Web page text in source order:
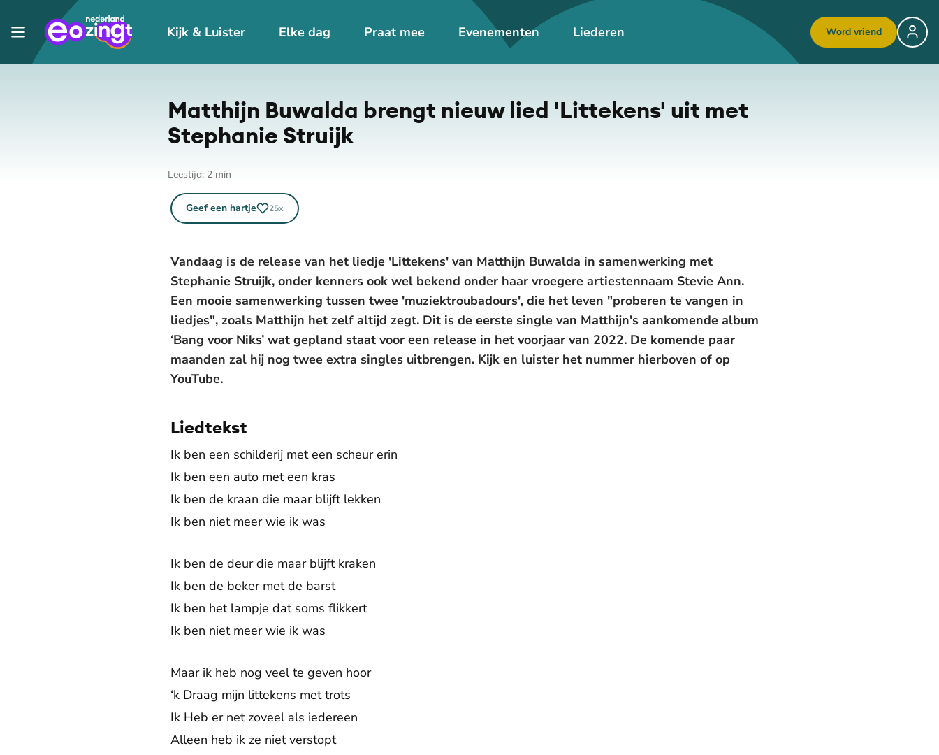
Kijk & Luister Elke dag Praat mee Evenementen Liederen Word vriend
De weergave van deze video vereist jouw toestemming voor
Matthijn Buwalda brengt nieuw lied 'Littekens' uit met
Stephanie Struijk
Leestijd: 2 min
Geef een hartje 25x
Vandaag is de release van het liedje 'Littekens' van Matthijn Buwalda in samenwerking met
Stephanie Struijk, onder kenners ook wel bekend onder haar vroegere artiestennaam Stevie Ann.
Een mooie samenwerking tussen twee 'muziektroubadours', die het leven "proberen te vangen in
liedjes", zoals Matthijn het zelf altijd zegt. Dit is de eerste single van Matthijn's aankomende album
‘Bang voor Niks’ wat gepland staat voor een release in het voorjaar van 2022. De komende paar
maanden zal hij nog twee extra singles uitbrengen. Kijk en luister het nummer hierboven of op
YouTube.
Liedtekst
Ik ben een schilderij met een scheur erin
Ik ben een auto met een kras
Ik ben de kraan die maar blijft lekken
Ik ben niet meer wie ik was
Ik ben de deur die maar blijft kraken
Ik ben de beker met de barst
Ik ben het lampje dat soms flikkert
Ik ben niet meer wie ik was
Maar ik heb nog veel te geven hoor
‘k Draag mijn littekens met trots
Ik Heb er net zoveel als iedereen
Alleen heb ik ze niet verstopt